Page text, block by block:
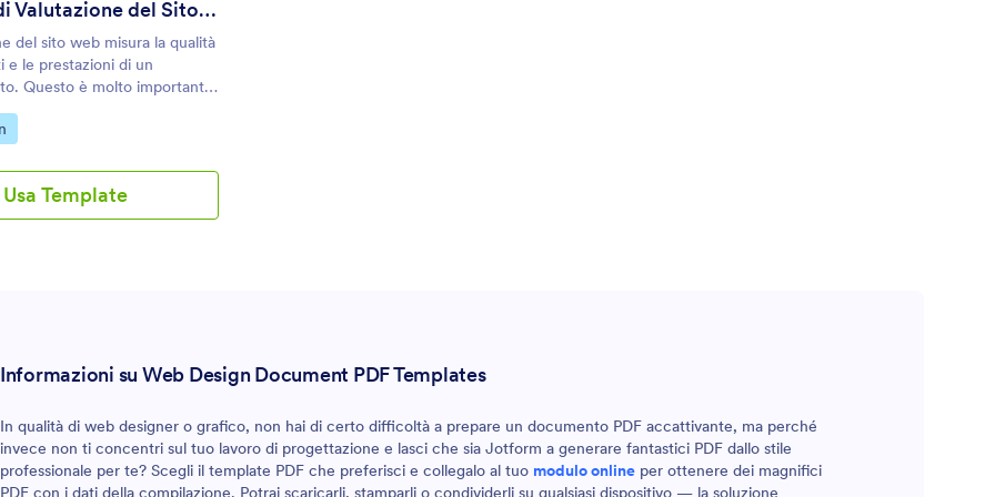
Modello di Valutazione del Sito Web
del sito web misura la qualità
e le prestazioni di un
Questo è molto importante
i proprietari dei siti per
visitatori sono soddisfatti o
feedback dai tuoi
farlo chiedendo loro di
alcune domande sulla loro
e i dettagli dell'azienda, le
Questo è un
del Sito Web di
puoi modificare aggiungendo
le domande in base al
Usa Template
Informazioni su Web Design Document PDF Templates
In qualità di web designer o grafico, non hai di certo difficoltà a prepare un documento PDF accattivante, ma perché
invece non ti concentri sul tuo lavoro di progettazione e lasci che sia Jotform a generare fantastici PDF dallo stile
professionale per te? Scegli il template PDF che preferisci e collegalo al tuo modulo online per ottenere dei magnifici
PDF con i dati della compilazione. Potrai scaricarli, stamparli o condividerli su qualsiasi dispositivo — la soluzione